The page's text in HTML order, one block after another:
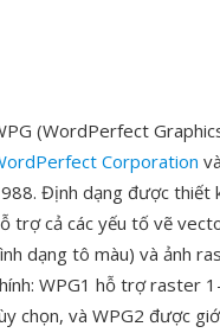
(WordPerfect
Corporation
Định dạng được thiết
trợ cả các yếu tố vẽ
dạng tô màu) và ảnh
WPG1 hỗ trợ raster
chọn, và WPG2 được